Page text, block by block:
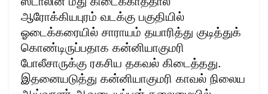
ஆரோக்கியபுரம் வடக்கு பகுதியில்
ஓடைக்கரையில் சாராயம் தயாரித்து குடித்துக்
கொண்டிருப்பதாக கன்னியாகுமரி
போலீசாருக்கு ரகசிய தகவல் கிடைத்தது.
இதனையடுத்து கன்னியாகுமரி காவல் நிலைய